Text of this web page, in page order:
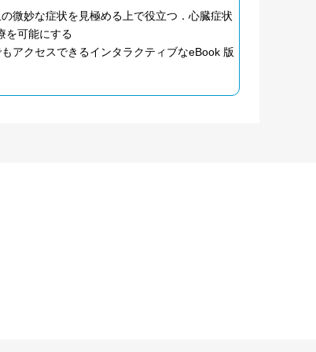
微妙な症状を見極める上で役立つ．心臓症状
を可能にする
アクセスできるインタラクティブなeBook 版